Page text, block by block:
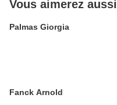
Vous aimerez aussi
Palmas Giorgia
Fanck Arnold